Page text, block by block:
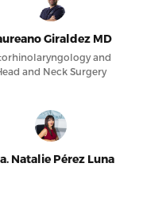
Giraldez MD
and
and Neck Surgery
Natalie Pérez Luna